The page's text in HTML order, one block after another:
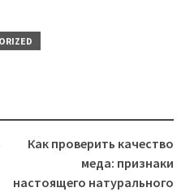
Как проверить качество
меда: признаки
настоящего натурального